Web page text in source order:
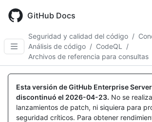
main
GitHub Docs
Seguridad y calidad del código /
Análisis de código / CodeQL
/
Archivos de referencia para consultas
Esta versión de GitHub Enterprise
discontinuó el 2026-04-23. No se
lanzamientos de patch, ni siquiera para
seguridad críticos. Para obtener